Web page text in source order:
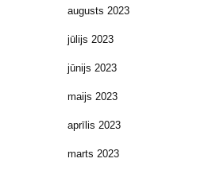
augusts 2023
jūlijs 2023
jūnijs 2023
maijs 2023
aprīlis 2023
marts 2023